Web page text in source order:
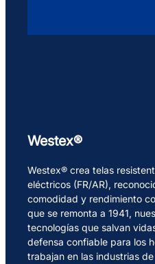
Westex®
Westex® crea telas
eléctricos (FR/AR),
comodidad y rendimiento
que se remonta a 1941,
tecnologías que salvan
defensa confiable para los
trabajan en las industrias